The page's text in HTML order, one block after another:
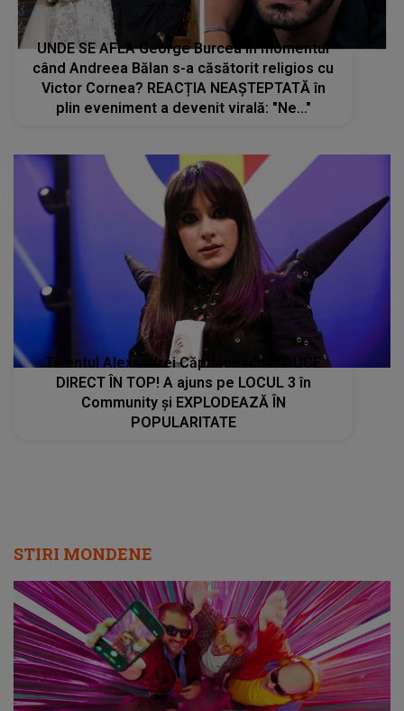
UNDE SE AFLA George Burcea în momentul
când Andreea Bălan s-a căsătorit religios cu
Victor Cornea? REACȚIA NEAȘTEPTATĂ în
plin eveniment a devenit virală: "Ne..."
Talentul Alexandrei Căpitănescu O DUCE
DIRECT ÎN TOP! A ajuns pe LOCUL 3 în
Community și EXPLODEAZĂ ÎN
POPULARITATE
STIRI MONDENE